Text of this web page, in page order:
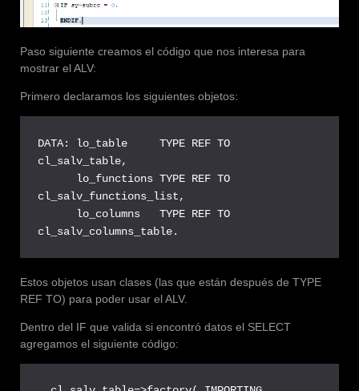
Paso siguiente creamos el código que nos interesa para
mostrar el ALV:
Primero declaramos los siguientes objetos:
DATA: lo_table     TYPE REF TO
cl_salv_table,
cl_salv_functions_list,
cl_salv_columns_table.
Estos objetos usan clases (las que están después de TYPE
REF TO) para poder usar el ALV.
Dentro del IF que valida si encontró datos el SELECT
agregamos el siguiente código: